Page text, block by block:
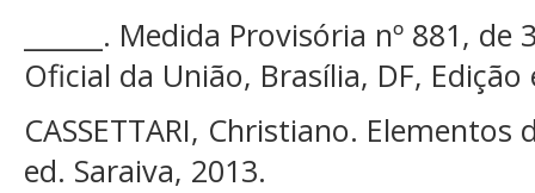
______. Medida Provisória nº 881,
Oficial da União, Brasília, DF,
CASSETTARI, Christiano. Elementos
ed. Saraiva, 2013.